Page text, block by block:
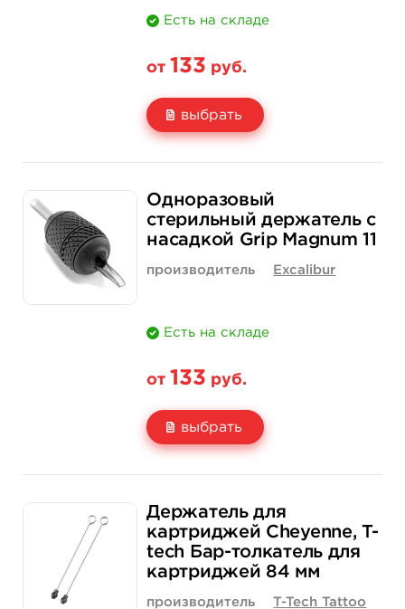
Есть на складе
от 133 руб.
выбрать
Цена
Количество купить купить
Одноразовый
стерильный держатель с
насадкой Grip Magnum 11
производитель Excalibur
Есть на складе
от 133 руб.
выбрать
Количество
133 руб.
купить купить
Держатель для
картриджей Cheyenne, T-
tech Бар-толкатель для
картриджей 84 мм
производитель
T-Tech Tattoo